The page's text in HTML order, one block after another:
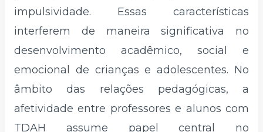
impulsividade. Essas características
interferem de maneira significativa no
desenvolvimento acadêmico, social e
emocional de crianças e adolescentes. No
âmbito das relações pedagógicas, a
afetividade entre professores e alunos com
TDAH assume papel central no